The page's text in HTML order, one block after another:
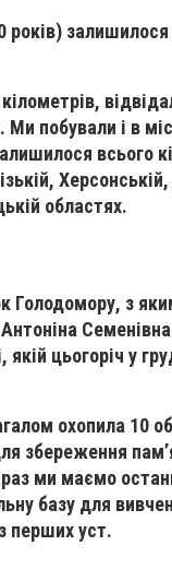
побували і в
всього
областях.
Голодомору, з
якій цьогоріч у
охопила 10
збереження
ми маємо
базу для
перших уст.